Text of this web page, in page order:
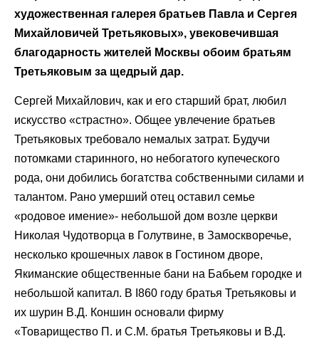
художественная галерея братьев Павла и Сергея
Михайловичей Третьяковых», увековечившая
благодарность жителей Москвы обоим братьям
Третьяковым за щедрый дар.
Сергей Михайлович, как и его старший брат, любил
искусство «страстно». Общее увлечение братьев
Третьяковых требовало немалых затрат. Будучи
потомками старинного, но небогатого купеческого
рода, они добились богатства собственными силами и
талантом. Рано умерший отец оставил семье
«родовое имение»- небольшой дом возле церкви
Николая Чудотворца в Голутвине, в Замоскворечье,
несколько крошечных лавок в Гостином дворе,
Якиманские общественные бани на Бабьем городке и
небольшой капитал. В I860 году братья Третьяковы и
их шурин В.Д. Коншин основали фирму
«Товарищество П. и С.М. братья Третьяковы и В.Д.